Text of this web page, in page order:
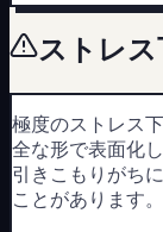
ストレ
極度のストレス
全な形で表面化
引きこもりがち
ことがあります。